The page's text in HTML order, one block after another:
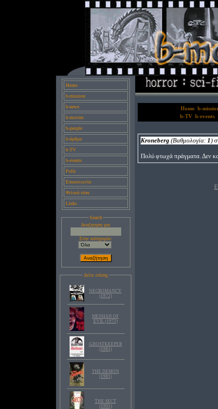
Home
b-mission
b-news
b-movies
b-people
b-άρθρα
b-TV
b-events
Polls
Επικοινωνία
Φιλικά sites
Links
Search
Αναζητηση για:
Στην κατηγορία:
Δείτε επίσης
NECROMANCY
(1972)
MESSIAH OF
EVIL (1972)
GHOSTKEEPER
(1981)
THE DEMON
(1981)
THE SECT
(1991)
Home b-
b-TV b-events
Kroneberg (Βαθμολογία: 1 )
Πολύ φτωχά πράγματα. Δεν